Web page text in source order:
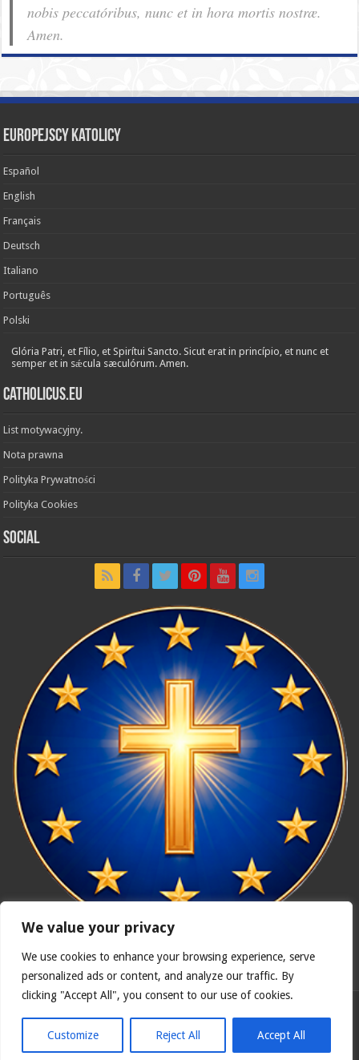
We value your privacy
We use cookies to enhance your browsing experience, serve
personalized ads or content, and analyze our traffic. By
clicking "Accept All", you consent to our use of cookies.
Customize Reject All Accept All
nobis pec­ca­tóribus, nunc et in hora mortis nostræ.
Amen.
Europejscy katolicy
Español
English
Français
Deutsch
Italiano
Português
Polski
Glória Patri, et Fílio, et Spirítui Sancto. Sicut erat in princípio, et nunc et
semper et in sǽcula sæculórum. Amen.
Catholicus.eu
List motywacyjny.
Nota prawna
Polityka Prywatności
Polityka Cookies
Social
In nómine Patris, et Fílii, et Spíritus Sancti. Amen.
© Copyright 2026, Wszelkie prawa zastrzeżone